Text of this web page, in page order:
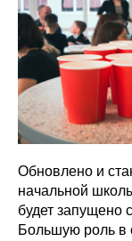
Обновлено и
начальной
будет запущено
Большую роль в